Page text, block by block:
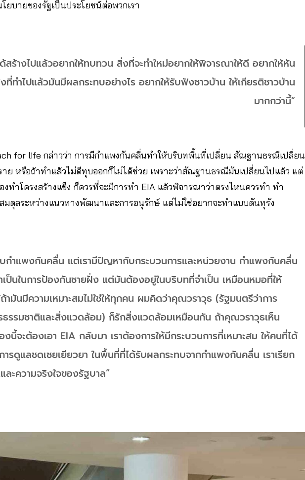
ยบายของรัฐเป็นประโยชน์ต่อพวกเรา
สร้างไปแล้วอยากให้ทบทวน สิ่งที่จะทำใหม่อยากให้พิจารณาให้ดี อยากให้หัน
ที่ทำไปแล้วมันมีผลกระทบอย่างไร อยากให้รับฟังชาวบ้าน ให้เกียรติชาวบ้าน
มากกว่านี้”
for life กล่าวว่า การมีกำแพงกันคลื่นทำให้บริบทพื้นที่เปลี่ยน สัณฐานธรณีเปลี่ยน
าย หรือถ้าทำแล้วไม่ดีทุบออกก็ไม่ได้ช่วย เพราะว่าสัณฐานธรณีมันเปลี่ยนไปแล้ว แต่
ทำโครงสร้างแข็ง ก็ควรที่จะมีการทำ EIA แล้วพิจารณาว่าตรงไหนควรทำ ทำ
สมดุลระหว่างแนวทางพัฒนาและการอนุรักษ์ แต่ไม่ใช่อยากจะทำแบบดันทุรัง
บกำแพงกันคลื่น แต่เรามีปัญหากับกระบวนการและหน่วยงาน กำแพงกันคลื่น
เป็นในการป้องกันชายฝั่ง แต่มันต้องอยู่ในบริบทที่จำเป็น เหมือนหมอที่ให้
ามันมีความเหมาะสมไม่ใช่ให้ทุกคน ผมคิดว่าคุณวราวุธ (รัฐมนตรีว่าการ
ธรรมชาติและสิ่งแวดล้อม) ก็รักสิ่งแวดล้อมเหมือนกัน ถ้าคุณวราวุธเห็น
นี้จะต้องเอา EIA กลับมา เราต้องการให้มีกระบวนการที่เหมาะสม ให้คนที่ได้
รดูแลชดเชยเยียวยา ในพื้นที่ที่ได้รับผลกระทบจากกำแพงกันคลื่น เราเรียก
ะความจริงใจของรัฐบาล”